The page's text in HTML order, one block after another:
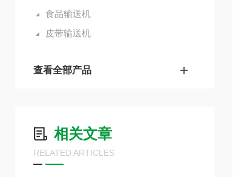
食品输送机
皮带输送机
查看全部产品
相关文章
RELATED ARTICLES